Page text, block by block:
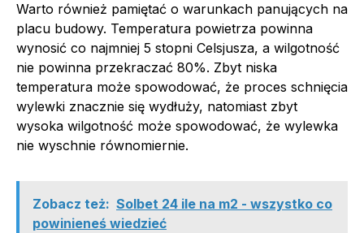
Warto również pamiętać o warunkach panujących na
placu budowy. Temperatura powietrza powinna
wynosić co najmniej 5 stopni Celsjusza, a wilgotność
nie powinna przekraczać 80%. Zbyt niska
temperatura może spowodować, że proces schnięcia
wylewki znacznie się wydłuży, natomiast zbyt
wysoka wilgotność może spowodować, że wylewka
nie wyschnie równomiernie.
Zobacz też: Solbet 24 ile na m2 - wszystko co
powinieneś wiedzieć